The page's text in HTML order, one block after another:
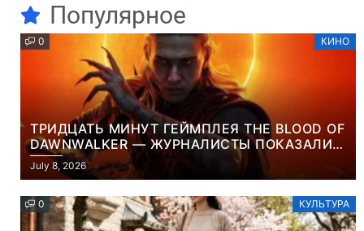
Популярное
0 КИНО
ТРИДЦАТЬ МИНУТ ГЕЙМПЛЕЯ THE BLOOD OF
DAWNWALKER — ЖУРНАЛИСТЫ ПОКАЗАЛИ
НАЧАЛО НОВОЙ ИГРЫ ОТ ВЕТЕРАНОВ CD
PROJEKT RED
July 8, 2026
0 КУЛЬТУРА